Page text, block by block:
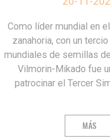
Como líder mundial en
zanahoria, con un
mundiales de semillas
Vilmorin-Mikado fue
patrocinar el Tercer
MÁS